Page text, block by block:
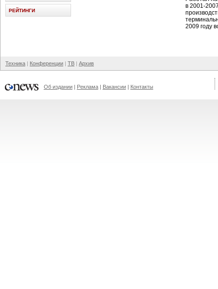
в 2001-
2009 году
РЕЙТИНГИ
Техника Конференции ТВ Архив
Об издании Реклама Вакансии Контакты